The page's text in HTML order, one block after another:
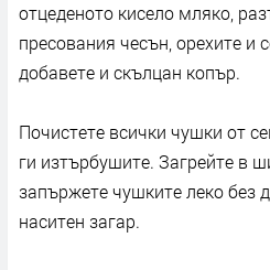
отцеденото кисело мляко,
пресования чесън, орехите и
добавете и скълцан копър.
Почистете всички чушки от
ги изтърбушите. Загрейте в
запържете чушките леко без
наситен загар.